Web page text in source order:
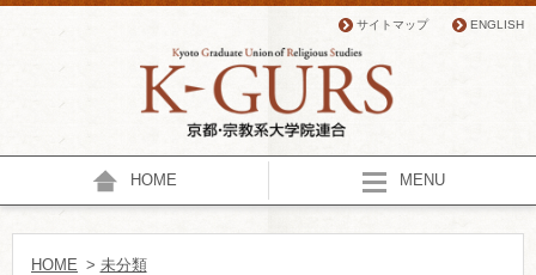
サイトマップ ENGLISH
HOME MENU
HOME > 未分類